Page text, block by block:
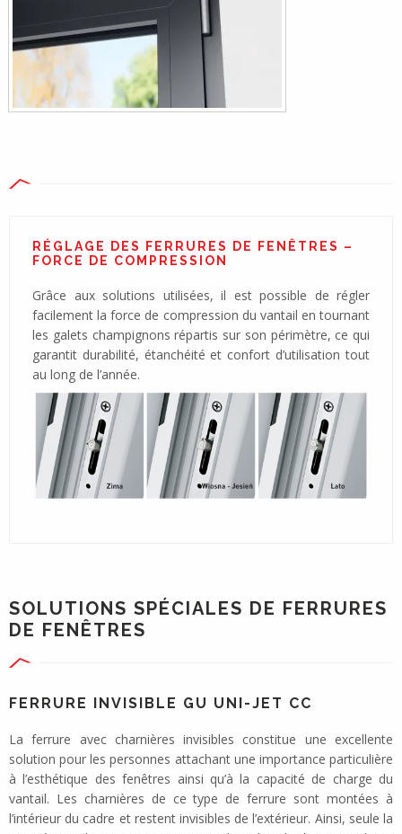
RÉGLAGE DES FERRURES DE FENÊTRES –
FORCE DE COMPRESSION
Grâce aux solutions utilisées, il est possible de régler
facilement la force de compression du vantail en tournant
les galets champignons répartis sur son périmètre, ce qui
garantit durabilité, étanchéité et confort d’utilisation tout
au long de l’année.
SOLUTIONS SPÉCIALES DE FERRURES
DE FENÊTRES
FERRURE INVISIBLE GU UNI-JET CC
La ferrure avec charnières invisibles constitue une excellente
solution pour les personnes attachant une importance particulière
à l’esthétique des fenêtres ainsi qu’à la capacité de charge du
vantail. Les charnières de ce type de ferrure sont montées à
l’intérieur du cadre et restent invisibles de l’extérieur. Ainsi, seule la